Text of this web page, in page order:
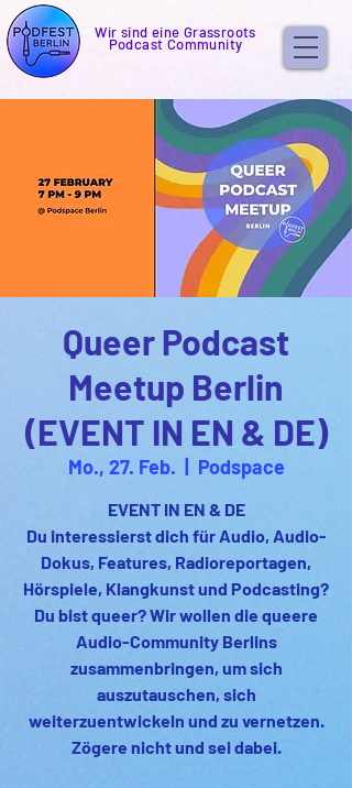
Wir sind eine Grassroots
Podcast Community
Queer Podcast
Meetup Berlin
(EVENT IN EN & DE)
Mo., 27. Feb. Podspace
EVENT IN EN & DE
Du interessierst dich für Audio, Audio-
Dokus, Features, Radioreportagen,
Hörspiele, Klangkunst und Podcasting?
Du bist queer? Wir wollen die queere
Audio-Community Berlins
zusammenbringen, um sich
auszutauschen, sich
weiterzuentwickeln und zu vernetzen.
Zögere nicht und sei dabei.